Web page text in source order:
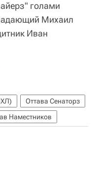
голами
Михаил
Иван
Оттава Сенаторз
Наместников